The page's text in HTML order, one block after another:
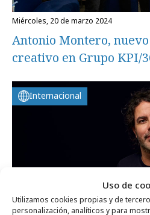
Uso de
Utilizamos cookies propias y de
personalización, analíticos y para
miércoles, 20 de marzo 2024
Antonio Montero,
creativo en Grupo KPI/
Internacional